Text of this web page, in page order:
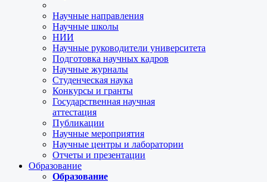
Научные направления
Научные школы
НИИ
Научные руководители университета
Подготовка научных кадров
Научные журналы
Студенческая наука
Конкурсы и гранты
Государственная научная
аттестация
Публикации
Научные мероприятия
Научные центры и лаборатории
Отчеты и презентации
Образование
Образование